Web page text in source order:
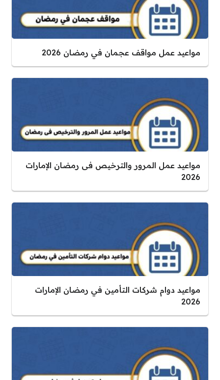
مواعيد عمل مواقف عجمان في رمضان 2026
مواعيد عمل المرور والترخيص فى رمضان الإمارات
2026
مواعيد دوام شركات التأمين في رمضان الإمارات
2026